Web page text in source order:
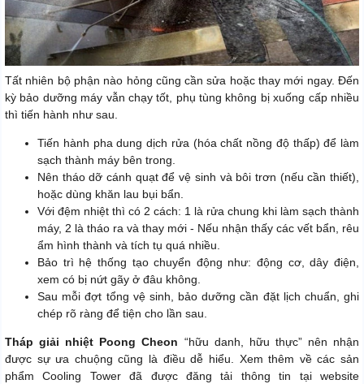
Tất nhiên bộ phận nào hỏng cũng cần sửa hoặc thay mới ngay. Đến
kỳ bảo dưỡng máy vẫn chạy tốt, phụ tùng không bị xuống cấp nhiều
thì tiến hành như sau.
Tiến hành pha dung dịch rửa (hóa chất nồng độ thấp) để làm
sạch thành máy bên trong.
Nên tháo dỡ cánh quạt để vệ sinh và bôi trơn (nếu cần thiết),
hoặc dùng khăn lau bụi bẩn.
Với đệm nhiệt thì có 2 cách: 1 là rửa chung khi làm sạch thành
máy, 2 là tháo ra và thay mới - Nếu nhận thấy các vết bẩn, rêu
ẩm hình thành và tích tụ quá nhiều.
Bảo trì hệ thống tạo chuyển động như: động cơ, dây điện,
xem có bị nứt gãy ở đâu không.
Sau mỗi đợt tổng vệ sinh, bảo dưỡng cần đặt lịch chuẩn, ghi
chép rõ ràng để tiện cho lần sau.
Tháp giải nhiệt Poong Cheon “hữu danh, hữu thực” nên nhận
được sự ưa chuộng cũng là điều dễ hiểu. Xem thêm về các sản
phẩm Cooling Tower đã được đăng tải thông tin tại website